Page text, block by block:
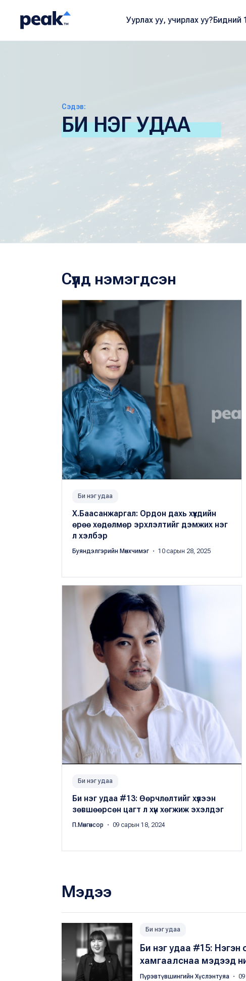
Уурлах уу, учирлах уу?Бидний
Сэдэв:
БИ НЭГ УДАА
Сүүлд нэмэгдсэн
Би нэг удаа
Х.Баасанжаргал: Ордон дахь хүүхдийн
өрөө хөдөлмөр эрхлэлтийг дэмжих нэг
л хэлбэр
Буяндэлгэрийн Мөнхчимэг ・ 10 сарын 28, 2025
Би нэг удаа
Би нэг удаа #13: Өөрчлөлтийг хүлээн
зөвшөөрсөн цагт л хүн хөгжиж эхэлдэг
П.Мөнгөнсор ・ 09 сарын 18, 2024
Мэдээ
Би нэг удаа
Би нэг удаа #15: Нэгэн
хамгаалснаа мэдээд
Пүрэвтүвшингийн Хүслэнтуяа ・